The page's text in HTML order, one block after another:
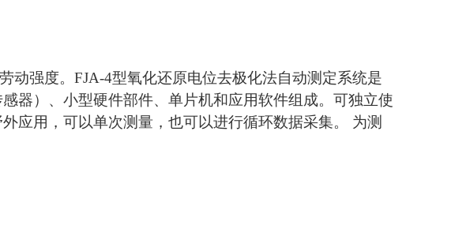
动强度。FJA-4型氧化还原电位去极化法自动测定系统是
器）、小型硬件部件、单片机和应用软件组成。可独立使
应用，可以单次测量，也可以进行循环数据采集。 为测